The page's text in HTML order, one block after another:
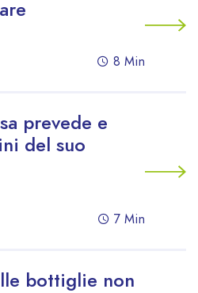
8 Min
prevede e
del suo
7 Min
bottiglie non